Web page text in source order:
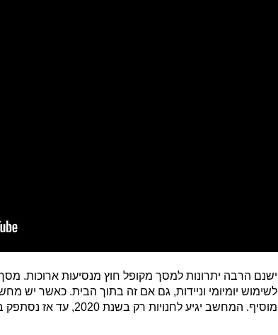
ישנם הרבה יתרונות למסך מקופל חוץ מנסיעות ארוכות.
לשימוש יומיומי וניידות, גם אם זה בתוך הבית. כאשר יש
מוסיף. המחשב יגיע לחנויות רק בשנת 2020, עד אז נסתפק בטלפונים מתקפלים.